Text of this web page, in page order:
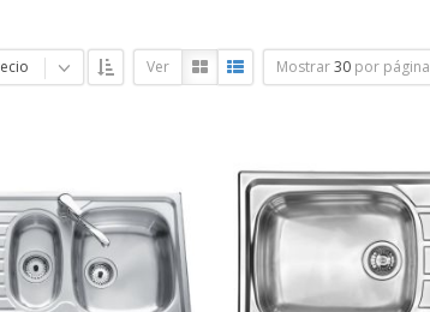
Ver Mostrar 30 por página